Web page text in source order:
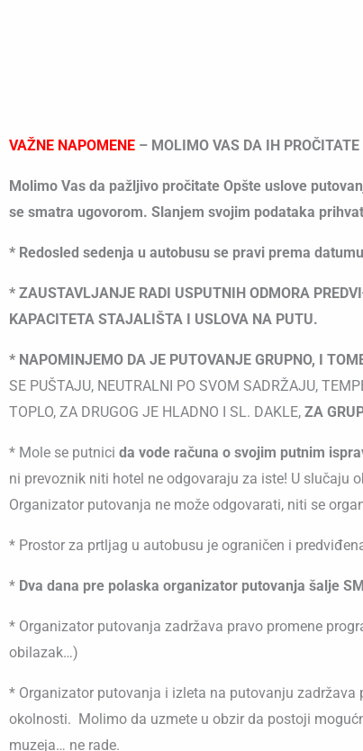
VAŽNE NAPOMENE – MOLIMO VAS DA IH PROČITATE
Molimo Vas da pažljivo pročitate Opšte uslove
se smatra ugovorom. Slanjem svojim podataka
* Redosled sedenja u autobusu se pravi prema
* ZAUSTAVLJANJE RADI USPUTNIH ODMORA
KAPACITETA STAJALIŠTA I USLOVA NA PUTU.
* NAPOMINJEMO DA JE PUTOVANJE GRUPNO, I
SE PUŠTAJU, NEUTRALNI PO SVOM SADRŽAJU,
TOPLO, ZA DRUGOG JE HLADNO I SL. DAKLE, ZA
* Mole se putnici da vode računa o svojim putnim
ni prevoznik niti hotel ne odgovaraju za iste! U slučaju
Organizator putovanja ne može odgovarati, niti se
* Prostor za prtljag u autobusu je ograničen i
* Dva dana pre polaska organizator putovanja šalje
* Organizator putovanja zadržava pravo promene
obilazak…)
* Organizator putovanja i izleta na putovanju
okolnosti. Molimo da uzmete u obzir da postoji
muzeja… ne rade.